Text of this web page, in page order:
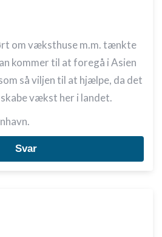
om væksthuse m.m. tænkte
kommer til at foregå i Asien
så viljen til at hjælpe, da det
vækst her i landet.
Svar